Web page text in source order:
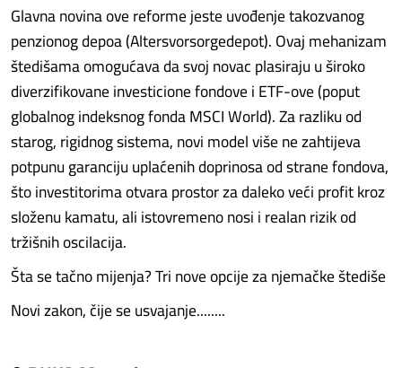
Glavna novina ove reforme jeste uvođenje takozvanog
penzionog depoa (Altersvorsorgedepot). Ovaj mehanizam
štedišama omogućava da svoj novac plasiraju u široko
diverzifikovane investicione fondove i ETF-ove (poput
globalnog indeksnog fonda MSCI World). Za razliku od
starog, rigidnog sistema, novi model više ne zahtijeva
potpunu garanciju uplaćenih doprinosa od strane fondova,
što investitorima otvara prostor za daleko veći profit kroz
složenu kamatu, ali istovremeno nosi i realan rizik od
tržišnih oscilacija.
Šta se tačno mijenja? Tri nove opcije za njemačke štediše
Novi zakon, čije se usvajanje........